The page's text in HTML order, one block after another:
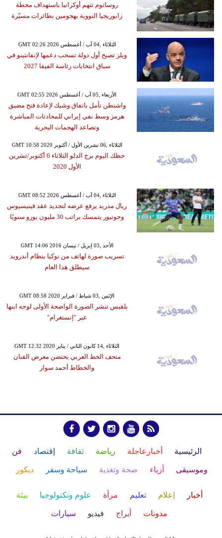
روساتوم تتهم أوكرانيا باستهداف محطة
زابوريجيا النووية بهجومين بطائرات مسيّرة
GMT 02:26 2026 الثلاثاء ,04 آب / أغسطس
ويلز تصبح أول دولة تسحب دعمها لإنفانتينو في
سباق انتخابات رئاسة الفيفا 2027
GMT 02:55 2026 الأربعاء ,05 آب / أغسطس
واشنطن تأمل باتفاق وشيك لإعادة فتح مضيق
هرمز وسط نفي إيراني للمحادثات المباشرة
وتصاعد الهجمات البحرية
GMT 10:58 2020 الثلاثاء ,06 تشرين الأول / أكتوبر
حظك اليوم برج الدلو الثلاثاء 6 أكتوبر/تشرين
الأول 2020
GMT 08:52 2026 الثلاثاء ,04 آب / أغسطس
ريال مدريد يرفع عرضه لتجديد عقد فينيسيوس
وجونيور يتمسك براتب 30 مليون يورو سنويًا
GMT 14:06 2016 الأحد ,03 إبريل / نيسان
تسريب صورة لهاتف من نوكيا بنظام أندرويد
سيطلق هذا العام
GMT 08:58 2020 الإثنين ,03 شباط / فبراير
بلقيس تنشر الصورة الواضحة الأولى لوجه ابنها
عبر "إنستغرام"
GMT 12:32 2020 الثلاثاء ,14 كانون الثاني / يناير
متحف الخط العربي يحتضن معرض الفنان
والخطاط أحمد سوار
الرئيسية أخبارعاجلة رياضة ثقافة إقتصاد فن
وموسيقى أزياء صحة وتغذية سياحة وسفر ديكور
أخبار إعلام تعليم مرأة علوم وتكنولوجيا بيئة
مدونات أبراج فيديو سيارات